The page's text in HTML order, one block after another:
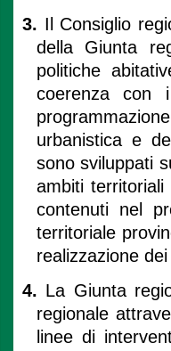
3. Il Consiglio
della Giunta
politiche
coerenza con
urbanistica e
sono sviluppati
ambiti
contenuti nel
territoriale
realizzazione
4. La Giunta
regionale
linee di